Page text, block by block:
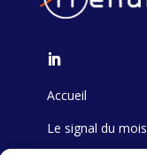
Accueil
Le signal du mois